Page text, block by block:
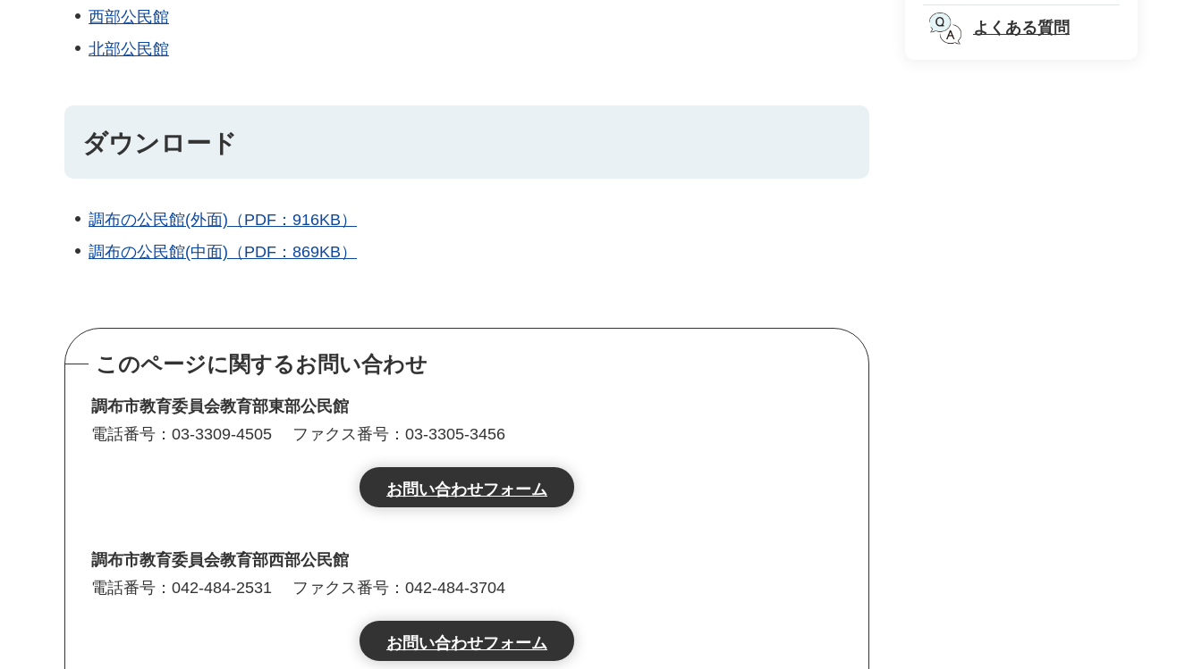
西部公民館
北部公民館
ダウンロード
調布の公民館(外面)（PDF：916KB）
調布の公民館(中面)（PDF：869KB）
このページに関するお問い合わせ
調布市教育委員会教育部東部公民館
電話番号：03-3309-4505
ファクス番号：03-3305-3456
調布市教育委員会教育部西部公民館
電話番号：042-484-2531
ファクス番号：042-484-3704
よくある質問